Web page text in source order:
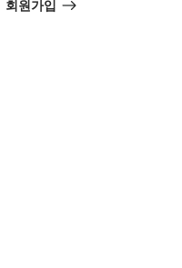
회원가입